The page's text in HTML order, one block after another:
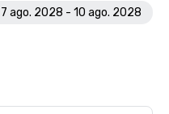
7 ago. 2028 - 10 ago. 2028